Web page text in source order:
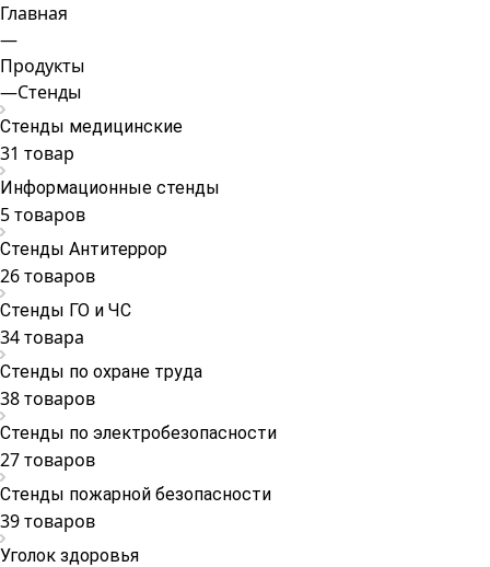
Главная
—
Продукты
—Стенды
Cтенды медицинские
31 товар
Информационные стенды
5 товаров
Стенды Антитеррор
26 товаров
Стенды ГО и ЧС
34 товара
Стенды по охране труда
38 товаров
Стенды по электробезопасности
27 товаров
Стенды пожарной безопасности
39 товаров
Уголок здоровья